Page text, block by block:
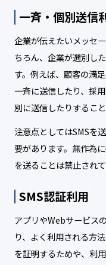
一斉・個別送信
企業が伝えたいメッセ
ちろん、企業が選別し
す。例えば、顧客の満
一斉に送信したり、採
別に送信したりすること
注意点としてはSMSを
要があります。無作為
を送ることは禁止され
SMS認証利用
アプリやWebサービス
り、よく利用される方
を証明するためや、利